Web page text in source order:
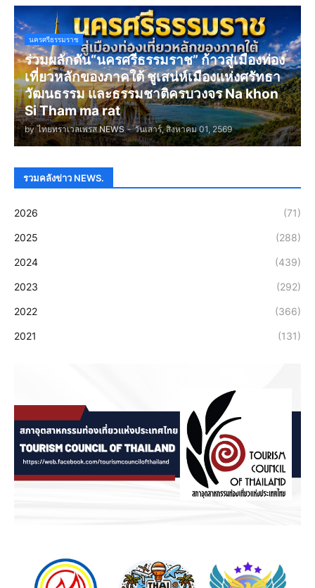
นครศรีธรรมราช
ร่วมผลักดัน“นครศรีธรรมราช” ก้าวสู่เมืองท่อง
เที่ยวหลักของภาคใต้ ชูเสน่ห์เมืองแห่งศรัทธา
วัฒนธรรม และธรรมชาติครบวงจร Na khon
Si Tham ma rat
by ไทยทราเวลเพรส NEWS - วันเสาร์, สิงหาคม 01, 2569
รวมคลังข่าว NEWS.
2026 (71)
2025 (288)
2024 (439)
2023 (292)
2022 (366)
2021 (131)